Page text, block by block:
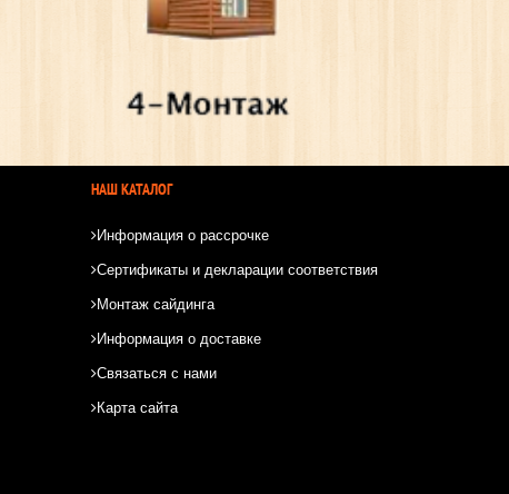
НАШ КАТАЛОГ
Информация о рассрочке
Сертификаты и декларации соответствия
Монтаж сайдинга
Информация о доставке
Связаться с нами
Карта сайта